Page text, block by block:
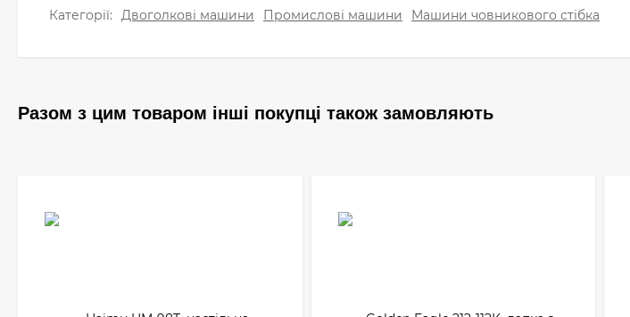
Категорії: Двоголкові машини Промислові машини Машини човникового стібка
Разом з цим товаром інші покупці також замовляють